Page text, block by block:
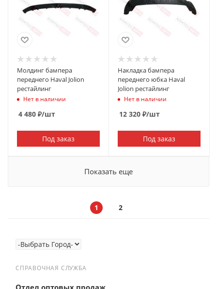
Молдинг бампера
переднего Haval Jolion
рестайлинг
Нет в наличии
4 480 ₽/шт
Под заказ
Накладка бампера
переднего юбка Haval
Jolion рестайлинг
Нет в наличии
12 320 ₽/шт
Под заказ
Показать еще
1 2
СПРАВОЧНАЯ СЛУЖБА
Отдел оптовых продаж